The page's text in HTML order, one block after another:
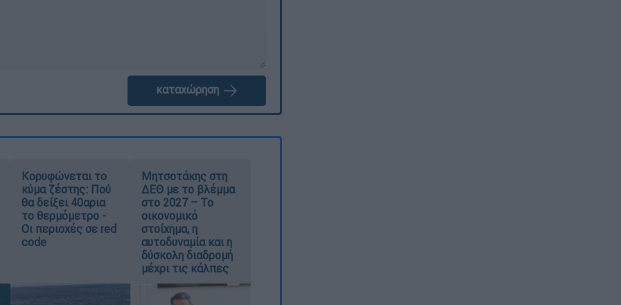
καταχώρηση
Κορυφώνεται το
κύμα ζέστης: Πού
θα δείξει 40αρια
το θερμόμετρο -
Οι περιοχές σε red
code
Μητσοτάκης στη
ΔΕΘ με το βλέμμα
στο 2027 – Το
οικονομικό
στοίχημα, η
αυτοδυναμία και η
δύσκολη διαδρομή
μέχρι τις κάλπες